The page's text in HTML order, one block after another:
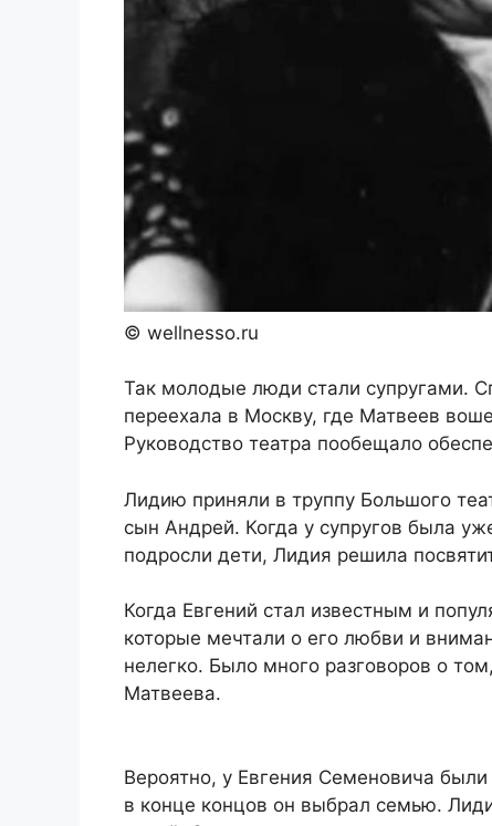
© wellnesso.ru
Так молодые люди стали супругами.
переехала в Москву, где Матвеев
Руководство театра пообещало
Лидию приняли в труппу Большого
сын Андрей. Когда у супругов была
подросли дети, Лидия решила
Когда Евгений стал известным и
которые мечтали о его любви и
нелегко. Было много разговоров о
Матвеева.
Вероятно, у Евгения Семеновича
в конце концов он выбрал семью.